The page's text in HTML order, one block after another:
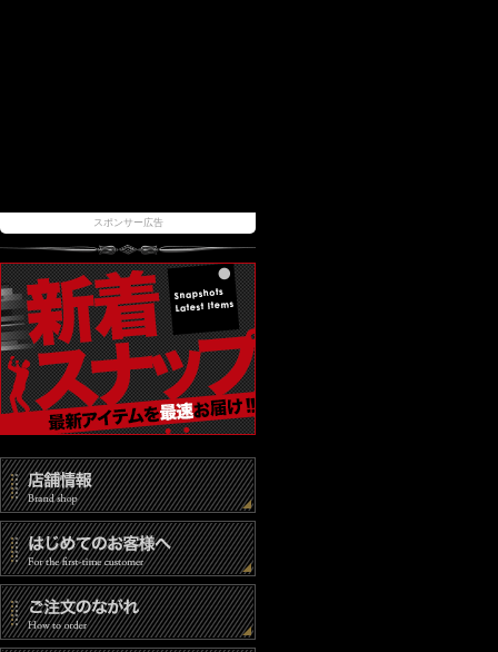
スポンサー広告